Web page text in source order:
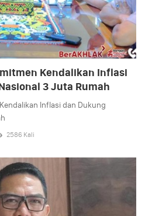
Kendalikan Inflasi
3 Juta Rumah
Inflasi dan Dukung
2586 Kali